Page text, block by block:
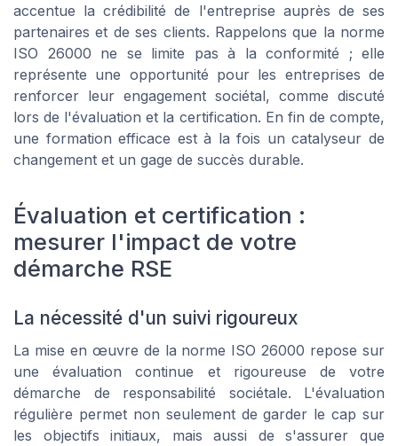
accentue la crédibilité de l'entreprise auprès de ses
partenaires et de ses clients. Rappelons que la norme
ISO 26000 ne se limite pas à la conformité ; elle
représente une opportunité pour les entreprises de
renforcer leur engagement sociétal, comme discuté
lors de l'évaluation et la certification. En fin de compte,
une formation efficace est à la fois un catalyseur de
changement et un gage de succès durable.
Évaluation et certification :
mesurer l'impact de votre
démarche RSE
La nécessité d'un suivi rigoureux
La mise en œuvre de la norme ISO 26000 repose sur
une évaluation continue et rigoureuse de votre
démarche de responsabilité sociétale. L'évaluation
régulière permet non seulement de garder le cap sur
les objectifs initiaux, mais aussi de s'assurer que